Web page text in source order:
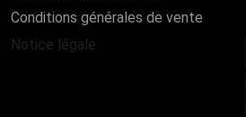
Conditions générales de vente
Notice légale